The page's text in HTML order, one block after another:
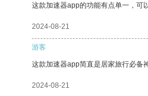
这款加速器app的功能有点单一，可
2024-08-21
游客
这款加速器app简直是居家旅行必备
2024-08-21